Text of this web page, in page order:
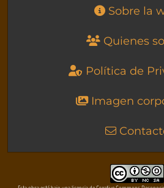
Sobre la
Quienes
Política de
Imagen